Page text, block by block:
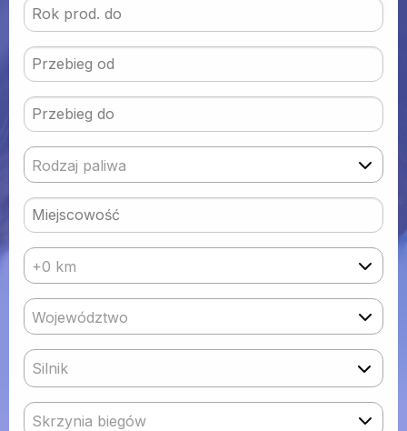
Rodzaj paliwa
+0 km
Województwo
Silnik
Skrzynia biegów